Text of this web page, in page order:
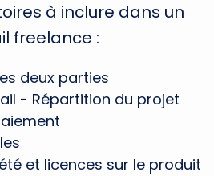
à inclure dans un
freelance :
deux parties
- Répartition du projet
et licences sur le produit